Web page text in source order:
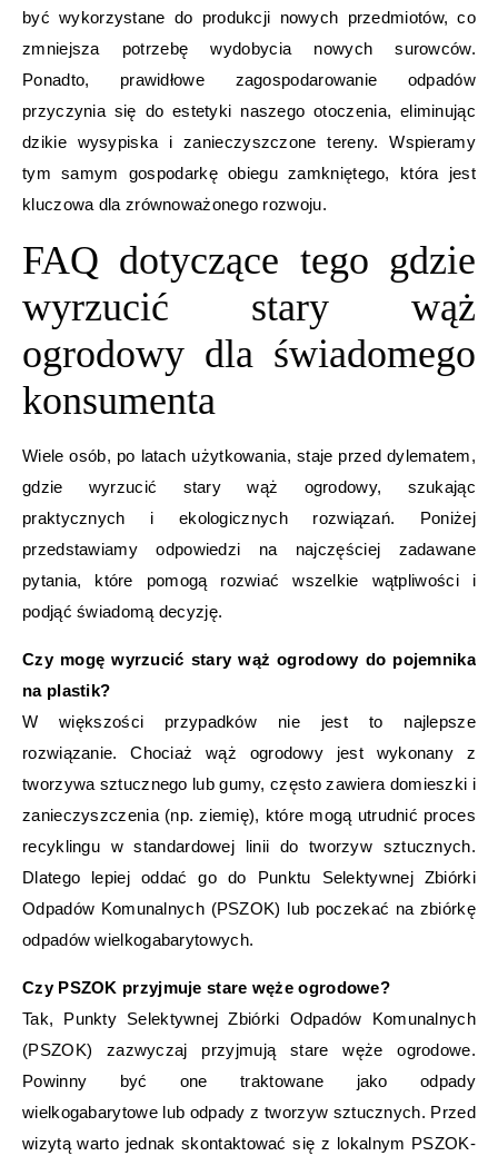
być wykorzystane do produkcji nowych przedmiotów, co
zmniejsza potrzebę wydobycia nowych surowców.
Ponadto, prawidłowe zagospodarowanie odpadów
przyczynia się do estetyki naszego otoczenia, eliminując
dzikie wysypiska i zanieczyszczone tereny. Wspieramy
tym samym gospodarkę obiegu zamkniętego, która jest
kluczowa dla zrównoważonego rozwoju.
FAQ dotyczące tego gdzie
wyrzucić stary wąż
ogrodowy dla świadomego
konsumenta
Wiele osób, po latach użytkowania, staje przed dylematem,
gdzie wyrzucić stary wąż ogrodowy, szukając
praktycznych i ekologicznych rozwiązań. Poniżej
przedstawiamy odpowiedzi na najczęściej zadawane
pytania, które pomogą rozwiać wszelkie wątpliwości i
podjąć świadomą decyzję.
Czy mogę wyrzucić stary wąż ogrodowy do pojemnika
na plastik?
W większości przypadków nie jest to najlepsze
rozwiązanie. Chociaż wąż ogrodowy jest wykonany z
tworzywa sztucznego lub gumy, często zawiera domieszki i
zanieczyszczenia (np. ziemię), które mogą utrudnić proces
recyklingu w standardowej linii do tworzyw sztucznych.
Dlatego lepiej oddać go do Punktu Selektywnej Zbiórki
Odpadów Komunalnych (PSZOK) lub poczekać na zbiórkę
odpadów wielkogabarytowych.
Czy PSZOK przyjmuje stare węże ogrodowe?
Tak, Punkty Selektywnej Zbiórki Odpadów Komunalnych
(PSZOK) zazwyczaj przyjmują stare węże ogrodowe.
Powinny być one traktowane jako odpady
wielkogabarytowe lub odpady z tworzyw sztucznych. Przed
wizytą warto jednak skontaktować się z lokalnym PSZOK-